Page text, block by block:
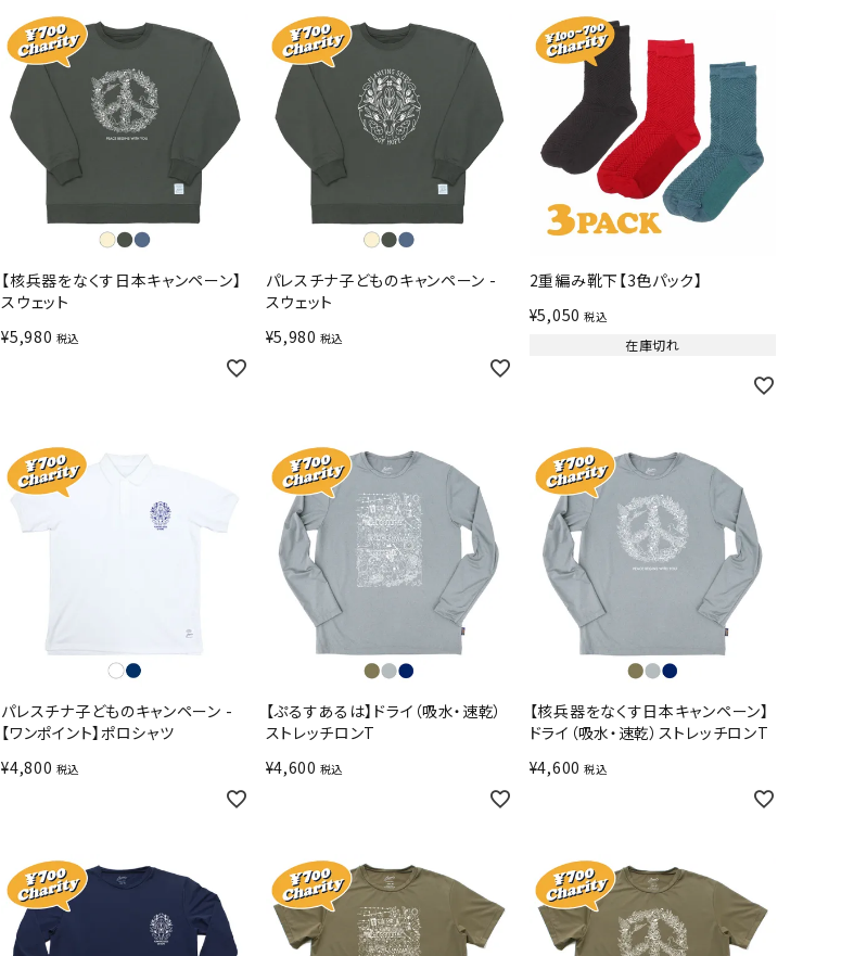
【核兵器をなくす日本キャンペーン】
スウェット
¥5,980 税込
パレスチナ子どものキャンペーン -
スウェット
¥5,980 税込
2重編み靴下【3色パック】
¥5,050 税込
在庫切れ
パレスチナ子どものキャンペーン -
【ワンポイント】ポロシャツ
¥4,800 税込
【ぷるすあるは】ドライ（吸水・速乾）
ストレッチロンT
¥4,600 税込
【核兵器をなくす日本キャンペーン】
ドライ（吸水・速乾）ストレッチロンT
¥4,600 税込